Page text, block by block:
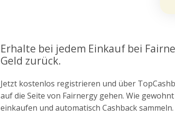
Erhalte bei jedem Einkauf bei
Geld zurück.
Jetzt kostenlos registrieren und über
auf die Seite von Fairnergy gehen. Wie gewohnt
einkaufen und automatisch Cashback sammeln.